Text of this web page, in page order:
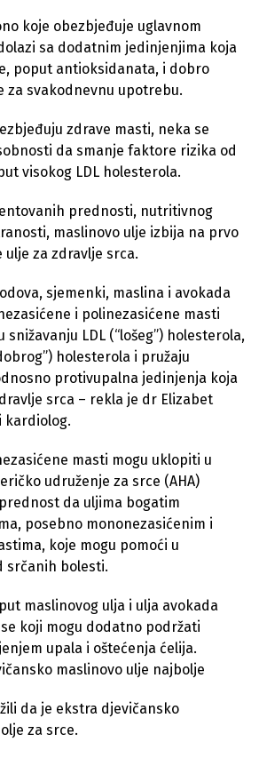
koje obezbjeđuje uglavnom
sa dodatnim jedinjenjima koja
poput antioksidanata, i dobro
za svakodnevnu upotrebu.
zdrave masti, neka se
da smanje faktore rizika od
visokog LDL holesterola.
prednosti, nutritivnog
maslinovo ulje izbija na prvo
za zdravlje srca.
sjemenki, maslina i avokada
i polinezasićene masti
snižavanju LDL (“lošeg”) holesterola,
holesterola i pružaju
protivupalna jedinjenja koja
srca – rekla je dr Elizabet
kardiolog.
masti mogu uklopiti u
udruženje za srce (AHA)
da uljima bogatim
posebno mononezasićenim i
koje mogu pomoći u
srčanih bolesti.
maslinovog ulja i ulja avokada
koji mogu dodatno podržati
upala i oštećenja ćelija.
maslinovo ulje najbolje
da je ekstra djevičansko
za srce.